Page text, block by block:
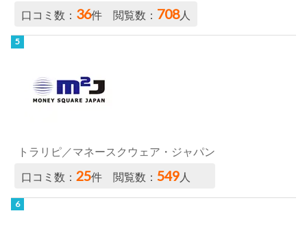
口コミ数： 36件 閲覧数： 708人
トラリピ／マネースクウェア・ジャパン
口コミ数：25件 閲覧数：549人